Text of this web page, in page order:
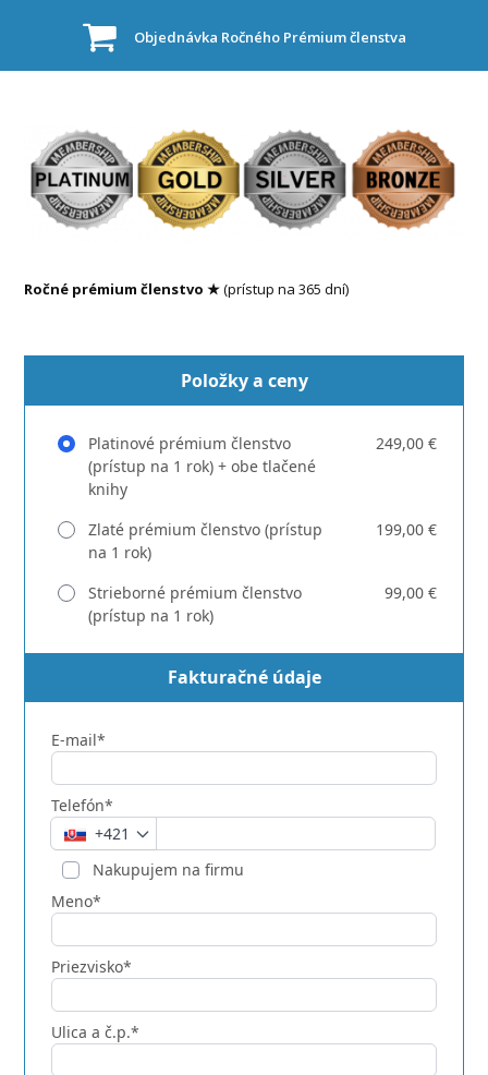
Objednávka Ročného Prémium členstva
Ročné prémium členstvo ★(prístup na 365 dní)
Položky a ceny
Platinové prémium členstvo
(prístup na 1 rok) + obe tlačené
knihy
249,00 €
Zlaté prémium členstvo (prístup
na 1 rok)
199,00 €
Strieborné prémium členstvo
(prístup na 1 rok)
99,00 €
Fakturačné údaje
E-mail*
Telefón*
+421
Nakupujem na firmu
Meno*
Priezvisko*
Ulica a č.p.*